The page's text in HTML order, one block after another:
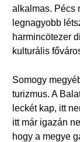
alkalmas. Pécs
legnagyobb
harmincötezer
kulturális
Somogy
turizmus. A
leckét kap, itt
itt már igazán
hogy a megye